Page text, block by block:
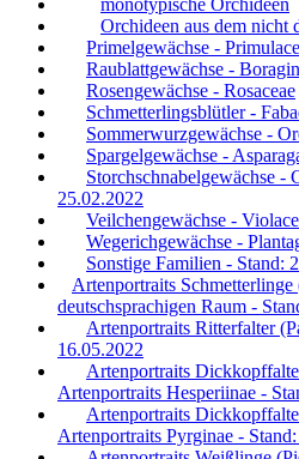
monotypische Orchideen
Orchideen aus dem nicht
Primelgewächse -
Raublattgewächse -
Rosengewächse - Rosaceae
Schmetterlingsblütler -
Sommerwurzgewächse -
Spargelgewächse -
Storchschnabelgewächse -
25.02.2022
Veilchengewächse -
Wegerichgewächse -
Sonstige Familien - Stand:
Artenportraits
deutschsprachigen Raum -
Artenportraits Ritterfalter
16.05.2022
Artenportraits
Artenportraits Hesperiinae -
Artenportraits
Artenportraits Pyrginae -